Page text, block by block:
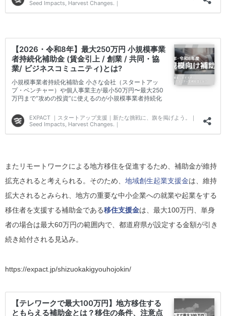
またリモートワークによる地方移住を促進するため、補助金が維持
拡充されると考えられる。そのため、 地域創生起業支援金は、維持
拡大されるとみられ、地方の重要な中小企業への就業や起業をする
移住者を支援する補助金である移住支援金は、最大100万円、単身
者の場合は最大60万円の範囲内で、都道府県が設定する金額が引き
続き給付される見込み。
https://expact.jp/shizuokakigyouhojokin/